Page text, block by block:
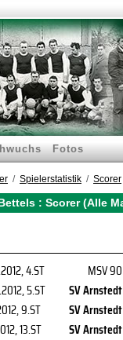
Fotos
Spielerstatistik Scorer
: Scorer (Alle
, 4.ST
MSV 90
, 5.ST
SV Arnstedt
, 9.ST
SV Arnstedt
, 13.ST SV Arnstedt